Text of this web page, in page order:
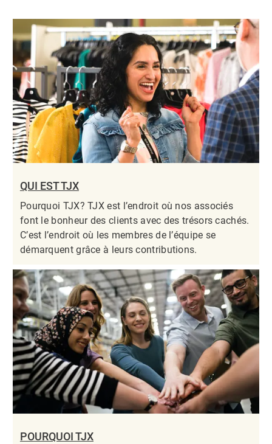
QUI EST TJX
Pourquoi TJX? TJX est l’endroit où nos associés
font le bonheur des clients avec des trésors cachés.
C’est l’endroit où les membres de l’équipe se
démarquent grâce à leurs contributions.​​​​​​​
POURQUOI TJX